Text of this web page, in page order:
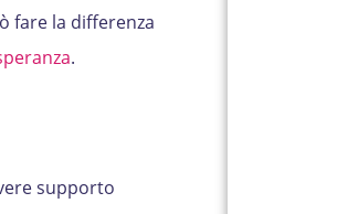
fare la differenza
.
supporto